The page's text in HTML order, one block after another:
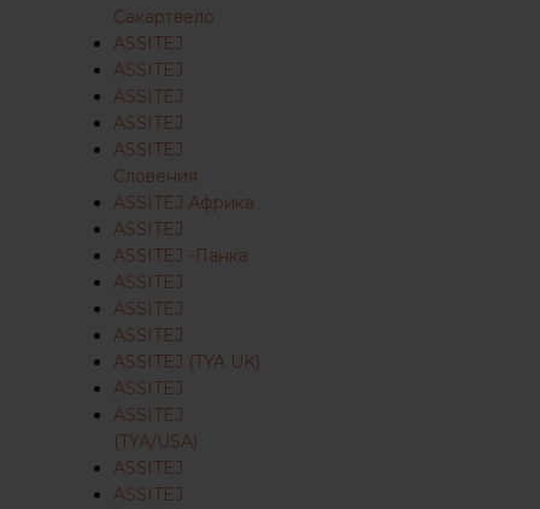
Сакартвело
ASSITEJ
ASSITEJ
ASSITEJ
ASSITEJ
ASSITEJ
Словения
ASSITEJ Африка
ASSITEJ
ASSITEJ -Ланка
ASSITEJ
ASSITEJ
ASSITEJ
ASSITEJ (TYA UK)
ASSITEJ
ASSITEJ
(TYA/USA)
ASSITEJ
ASSITEJ